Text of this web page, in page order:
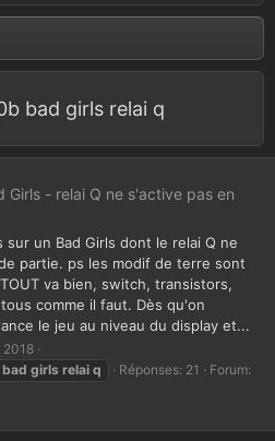
bad girls relai q
Girls - relai Q ne s'active pas en
sur un Bad Girls dont le relai Q ne
partie. ps les modif de terre sont
va bien, switch, transistors,
comme il faut. Dès qu'on
le jeu au niveau du display et...
2018
bad girls relai q Réponses: 21
Forum: